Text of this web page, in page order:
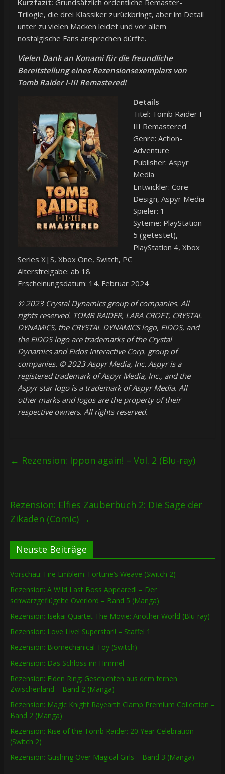
Kurzfazit: Grundsätzlich ordentliche Remaster-
Trilogie, die drei Klassiker zurückbringt, aber im Detail
unter zu vielen Macken leidet und vor allem
nostalgische Fans ansprechen dürfte.
Vielen Dank an Konami für die freundliche
Bereitstellung eines Rezensionsexemplars von
Tomb Raider I-III Remastered!
Details
Titel: Tomb Raider I-
III Remastered
Genre: Action-
Adventure
Publisher: Aspyr
Media
Entwickler: Core
Design, Aspyr Media
Spieler: 1
Syteme: PlayStation
5 (getestet),
PlayStation 4, Xbox
Series X|S, Xbox One, Switch, PC
Altersfreigabe: ab 18
Erscheinungsdatum: 14. Februar 2024
© 2023 Crystal Dynamics group of companies. All
rights reserved. TOMB RAIDER, LARA CROFT, CRYSTAL
DYNAMICS, the CRYSTAL DYNAMICS logo, EIDOS, and
the EIDOS logo are trademarks of the Crystal
Dynamics and Eidos Interactive Corp. group of
companies. © 2023 Aspyr Media, Inc. Aspyr is a
registered trademark of Aspyr Media, Inc., and the
Aspyr star logo is a trademark of Aspyr Media. All
other marks and logos are the property of their
respective owners. All rights reserved.
← Rezension: Ippon again! – Vol. 2 (Blu-ray)
Rezension: Elfies Zauberbuch 2: Die Sage der
Zikaden (Comic) →
Neuste Beiträge
Vorschau: Fire Emblem: Fortune’s Weave (Switch 2)
Rezension: A Wild Last Boss Appeared! – Der
schwarzgeflügelte Overlord – Band 5 (Manga)
Rezension: Isekai Quartet The Movie: Another World (Blu-ray)
Rezension: Love Live! Superstar!! – Staffel 1
Rezension: Biomechanical Toy (Switch)
Rezension: Das Schloss im Himmel
Rezension: Elden Ring: Geschichten aus dem fernen
Zwischenland – Band 2 (Manga)
Rezension: Magic Knight Rayearth Clamp Premium Collection –
Band 2 (Manga)
Rezension: Rise of the Tomb Raider: 20 Year Celebration
(Switch 2)
Rezension: Gushing Over Magical Girls – Band 3 (Manga)